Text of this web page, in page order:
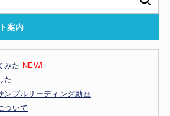
案内
みた NEW!
た
ンプルリーディング動画
ついて